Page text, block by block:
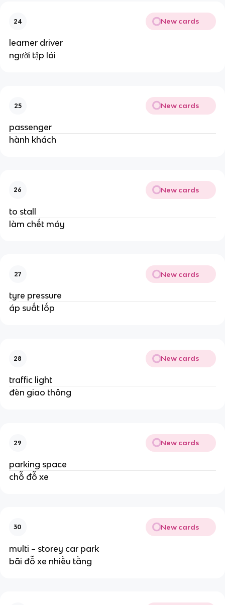
24 New cards
learner driver
người tập lái
25 New cards
passenger
hành khách
26 New cards
to stall
làm chết máy
27 New cards
tyre pressure
áp suất lốp
28 New cards
traffic light
đèn giao thông
29 New cards
parking space
chỗ đỗ xe
30 New cards
multi – storey car park
bãi đỗ xe nhiều tầng